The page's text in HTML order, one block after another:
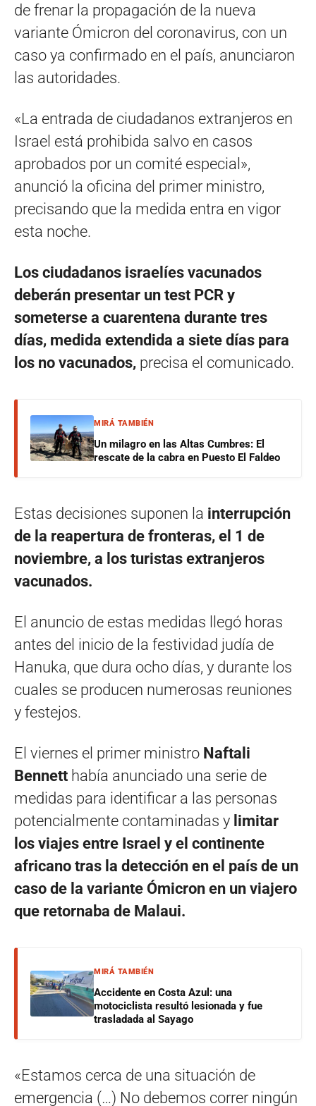
de frenar la propagación de la nueva
variante Ómicron del coronavirus, con un
caso ya confirmado en el país, anunciaron
las autoridades.
«La entrada de ciudadanos extranjeros en
Israel está prohibida salvo en casos
aprobados por un comité especial»,
anunció la oficina del primer ministro,
precisando que la medida entra en vigor
esta noche.
Los ciudadanos israelíes vacunados
deberán presentar un test PCR y
someterse a cuarentena durante tres
días, medida extendida a siete días para
los no vacunados, precisa el comunicado.
MIRÁ TAMBIÉN
Un milagro en las Altas Cumbres: El
rescate de la cabra en Puesto El Faldeo
Estas decisiones suponen la interrupción
de la reapertura de fronteras, el 1 de
noviembre, a los turistas extranjeros
vacunados.
El anuncio de estas medidas llegó horas
antes del inicio de la festividad judía de
Hanuka, que dura ocho días, y durante los
cuales se producen numerosas reuniones
y festejos.
El viernes el primer ministro Naftali
Bennett había anunciado una serie de
medidas para identificar a las personas
potencialmente contaminadas y limitar
los viajes entre Israel y el continente
africano tras la detección en el país de un
caso de la variante Ómicron en un viajero
que retornaba de Malaui.
MIRÁ TAMBIÉN
Accidente en Costa Azul: una
motociclista resultó lesionada y fue
trasladada al Sayago
«Estamos cerca de una situación de
emergencia (…) No debemos correr ningún